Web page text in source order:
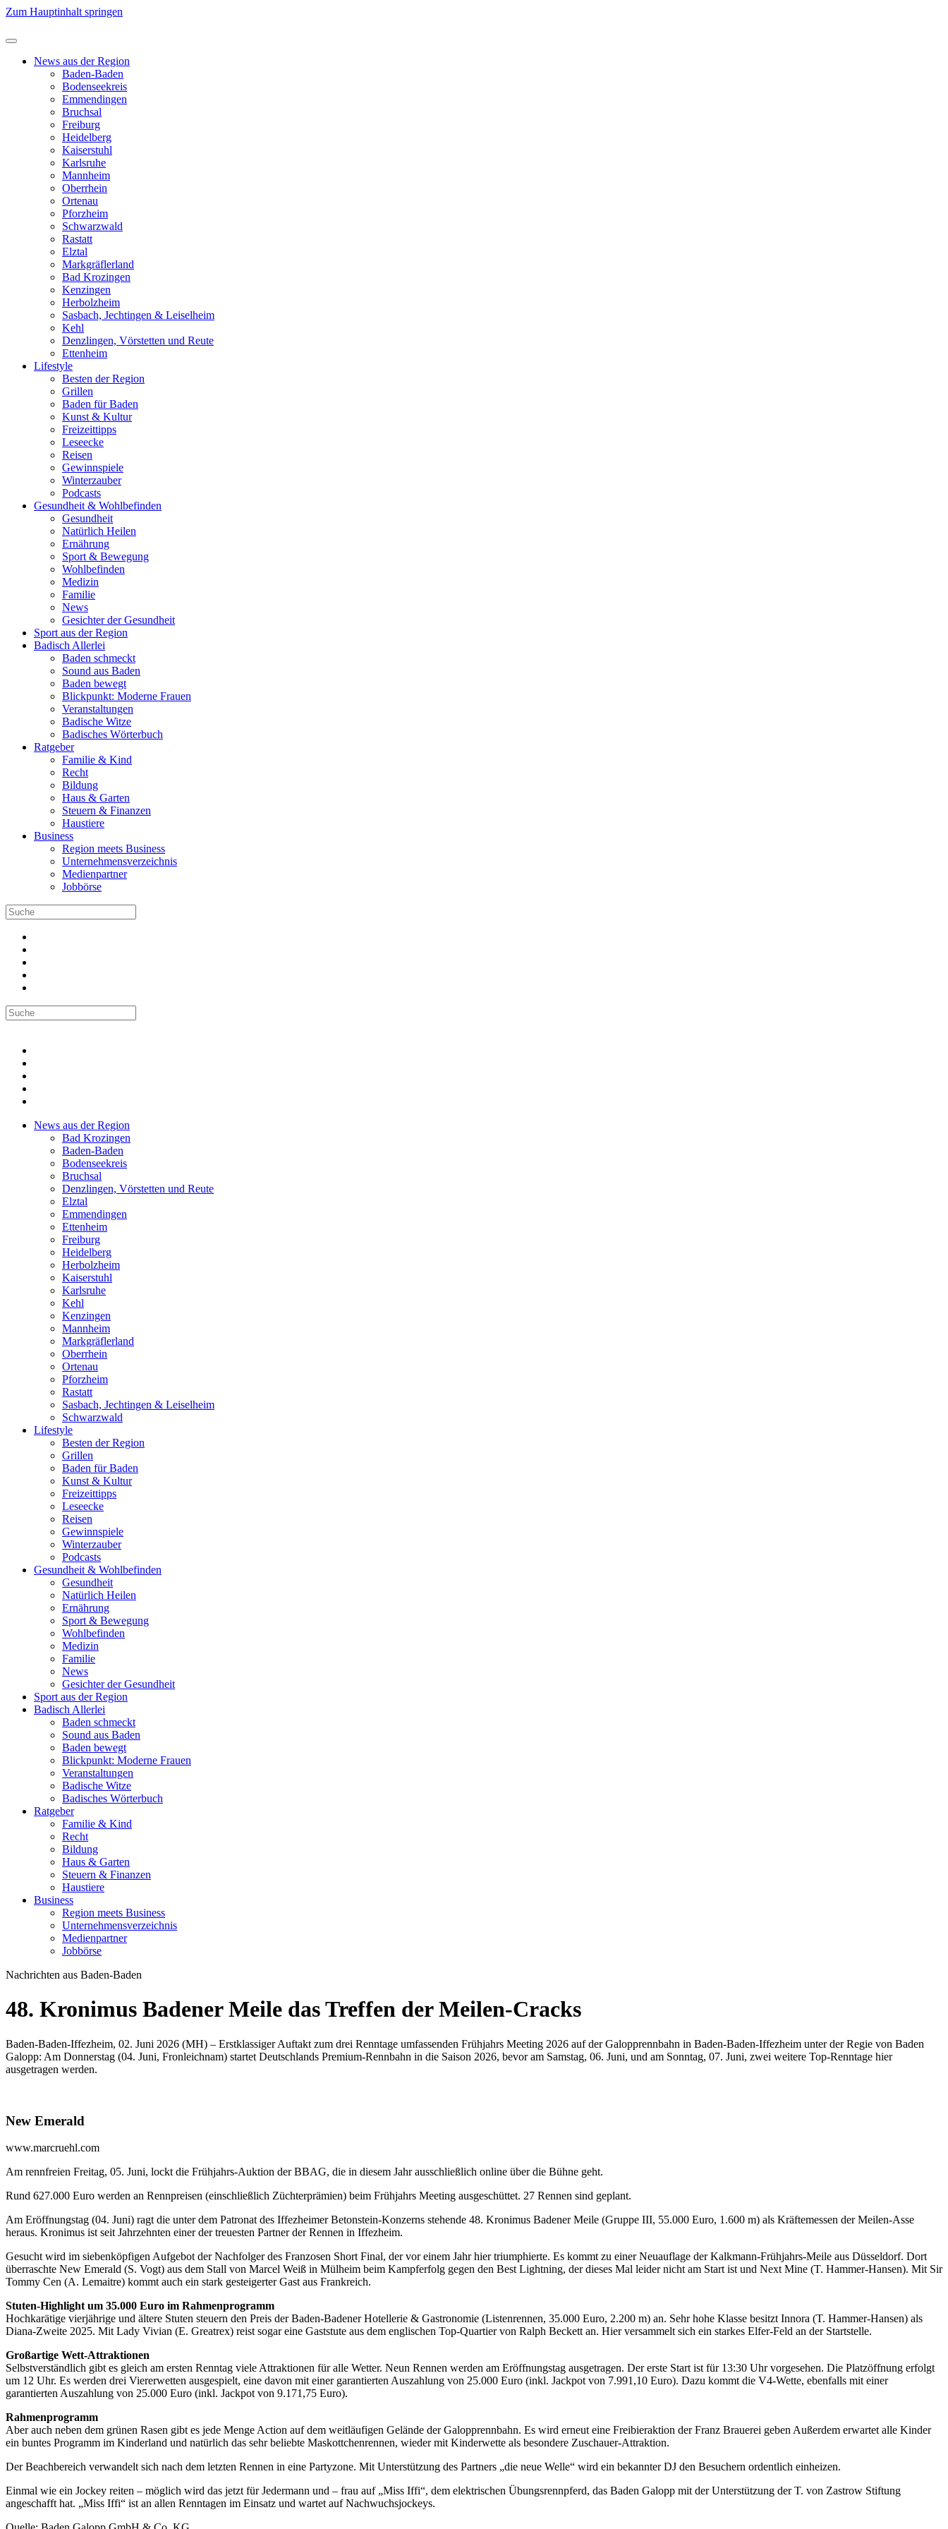
Zum Hauptinhalt springen
News aus der Region
Baden-Baden
Bodenseekreis
Emmendingen
Bruchsal
Freiburg
Heidelberg
Kaiserstuhl
Karlsruhe
Mannheim
Oberrhein
Ortenau
Pforzheim
Schwarzwald
Rastatt
Elztal
Markgräflerland
Bad Krozingen
Kenzingen
Herbolzheim
Sasbach, Jechtingen & Leiselheim
Kehl
Denzlingen, Vörstetten und Reute
Ettenheim
Lifestyle
Besten der Region
Grillen
Baden für Baden
Kunst & Kultur
Freizeittipps
Leseecke
Reisen
Gewinnspiele
Winterzauber
Podcasts
Gesundheit & Wohlbefinden
Gesundheit
Natürlich Heilen
Ernährung
Sport & Bewegung
Wohlbefinden
Medizin
Familie
News
Gesichter der Gesundheit
Sport aus der Region
Badisch Allerlei
Baden schmeckt
Sound aus Baden
Baden bewegt
Blickpunkt: Moderne Frauen
Veranstaltungen
Badische Witze
Badisches Wörterbuch
Ratgeber
Familie & Kind
Recht
Bildung
Haus & Garten
Steuern & Finanzen
Haustiere
Business
Region meets Business
Unternehmensverzeichnis
Medienpartner
Jobbörse
News aus der Region
Bad Krozingen
Baden-Baden
Bodenseekreis
Bruchsal
Denzlingen, Vörstetten und Reute
Elztal
Emmendingen
Ettenheim
Freiburg
Heidelberg
Herbolzheim
Kaiserstuhl
Karlsruhe
Kehl
Kenzingen
Mannheim
Markgräflerland
Oberrhein
Ortenau
Pforzheim
Rastatt
Sasbach, Jechtingen & Leiselheim
Schwarzwald
Lifestyle
Besten der Region
Grillen
Baden für Baden
Kunst & Kultur
Freizeittipps
Leseecke
Reisen
Gewinnspiele
Winterzauber
Podcasts
Gesundheit & Wohlbefinden
Gesundheit
Natürlich Heilen
Ernährung
Sport & Bewegung
Wohlbefinden
Medizin
Familie
News
Gesichter der Gesundheit
Sport aus der Region
Badisch Allerlei
Baden schmeckt
Sound aus Baden
Baden bewegt
Blickpunkt: Moderne Frauen
Veranstaltungen
Badische Witze
Badisches Wörterbuch
Ratgeber
Familie & Kind
Recht
Bildung
Haus & Garten
Steuern & Finanzen
Haustiere
Business
Region meets Business
Unternehmensverzeichnis
Medienpartner
Jobbörse
Nachrichten aus Baden-Baden
48. Kronimus Badener Meile das Treffen der Meilen-Cracks
Baden-Baden-Iffezheim, 02. Juni 2026 (MH) – Erstklassiger Auftakt zum drei Renntage umfassenden Frühjahrs Meeting 2026 auf der Galopprennbahn in Baden-Baden-Iffezheim unter der Regie von Baden
Galopp: Am Donnerstag (04. Juni, Fronleichnam) startet Deutschlands Premium-Rennbahn in die Saison 2026, bevor am Samstag, 06. Juni, und am Sonntag, 07. Juni, zwei weitere Top-Renntage hier
ausgetragen werden.
New Emerald
www.marcruehl.com
Am rennfreien Freitag, 05. Juni, lockt die Frühjahrs-Auktion der BBAG, die in diesem Jahr ausschließlich online über die Bühne geht.
Rund 627.000 Euro werden an Rennpreisen (einschließlich Züchterprämien) beim Frühjahrs Meeting ausgeschüttet. 27 Rennen sind geplant.
Am Eröffnungstag (04. Juni) ragt die unter dem Patronat des Iffezheimer Betonstein-Konzerns stehende 48. Kronimus Badener Meile (Gruppe III, 55.000 Euro, 1.600 m) als Kräftemessen der Meilen-Asse
heraus. Kronimus ist seit Jahrzehnten einer der treuesten Partner der Rennen in Iffezheim.
Gesucht wird im siebenköpfigen Aufgebot der Nachfolger des Franzosen Short Final, der vor einem Jahr hier triumphierte. Es kommt zu einer Neuauflage der Kalkmann-Frühjahrs-Meile aus Düsseldorf. Dort
überraschte New Emerald (S. Vogt) aus dem Stall von Marcel Weiß in Mülheim beim Kampferfolg gegen den Best Lightning, der dieses Mal leider nicht am Start ist und Next Mine (T. Hammer-Hansen). Mit Sir
Tommy Cen (A. Lemaitre) kommt auch ein stark gesteigerter Gast aus Frankreich.
Stuten-Highlight um 35.000 Euro im Rahmenprogramm
Hochkarätige vierjährige und ältere Stuten steuern den Preis der Baden-Badener Hotellerie & Gastronomie (Listenrennen, 35.000 Euro, 2.200 m) an. Sehr hohe Klasse besitzt Innora (T. Hammer-Hansen) als
Diana-Zweite 2025. Mit Lady Vivian (E. Greatrex) reist sogar eine Gaststute aus dem englischen Top-Quartier von Ralph Beckett an. Hier versammelt sich ein starkes Elfer-Feld an der Startstelle.
Großartige Wett-Attraktionen
Selbstverständlich gibt es gleich am ersten Renntag viele Attraktionen für alle Wetter. Neun Rennen werden am Eröffnungstag ausgetragen. Der erste Start ist für 13:30 Uhr vorgesehen. Die Platzöffnung erfolgt
um 12 Uhr. Es werden drei Viererwetten ausgespielt, eine davon mit einer garantierten Auszahlung von 25.000 Euro (inkl. Jackpot von 7.991,10 Euro). Dazu kommt die V4-Wette, ebenfalls mit einer
garantierten Auszahlung von 25.000 Euro (inkl. Jackpot von 9.171,75 Euro).
Rahmenprogramm
Aber auch neben dem grünen Rasen gibt es jede Menge Action auf dem weitläufigen Gelände der Galopprennbahn. Es wird erneut eine Freibieraktion der Franz Brauerei geben Außerdem erwartet alle Kinder
ein buntes Programm im Kinderland und natürlich das sehr beliebte Maskottchenrennen, wieder mit Kinderwette als besondere Zuschauer-Attraktion.
Der Beachbereich verwandelt sich nach dem letzten Rennen in eine Partyzone. Mit Unterstützung des Partners „die neue Welle“ wird ein bekannter DJ den Besuchern ordentlich einheizen.
Einmal wie ein Jockey reiten – möglich wird das jetzt für Jedermann und – frau auf „Miss Iffi“, dem elektrischen Übungsrennpferd, das Baden Galopp mit der Unterstützung der T. von Zastrow Stiftung
angeschafft hat. „Miss Iffi“ ist an allen Renntagen im Einsatz und wartet auf Nachwuchsjockeys.